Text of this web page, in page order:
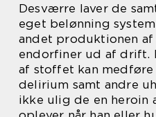
Desværre laver de
eget belønning
andet produktionen
endorfiner ud af
af stoffet kan
delirium samt andre
ikke ulig de en heroin